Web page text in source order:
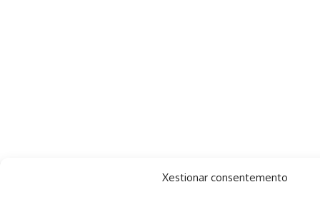
Xestionar consentemento